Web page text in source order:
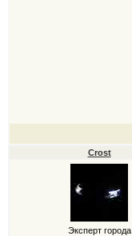
Crost
Эксперт города